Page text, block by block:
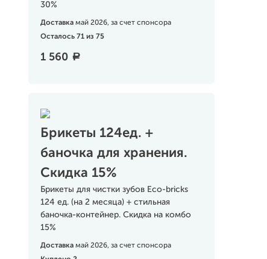
30%
Доставка май 2026, за счет спонсора
Осталось 71 из 75
1 560 a
Брикеты 124ед. +
баночка для хранения.
Скидка 15%
Брикеты для чистки зубов Eco-bricks
124 ед. (на 2 месяца) + стильная
баночка-контейнер. Скидка на комбо
15%
Доставка май 2026, за счет спонсора